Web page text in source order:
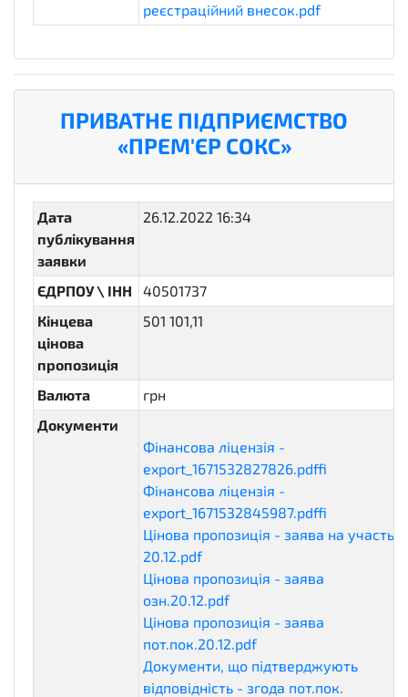
реєстраційний внесок.pdf
ПРИВАТНЕ ПІДПРИЄМСТВО
«ПРЕМ'ЄР СОКС»
Дата
публікування
заявки
26.12.2022 16:34
ЄДРПОУ \ ІНН
40501737
Кінцева
цінова
пропозиція
501 101,11
Валюта
грн
Документи
Фінансова ліцензія -
export_1671532827826.pdf
Фінансова ліцензія -
export_1671532845987.pdf
Цінова пропозиція - заява на участь
20.12.pdfcommercialProposal
Цінова пропозиція - заява
озн.20.12.pdfcommercialProposal
Цінова пропозиція - заява
пот.пок.20.12.pdfcommercialProposal
Документи, що підтверджують
відповідність - згода пот.пок.